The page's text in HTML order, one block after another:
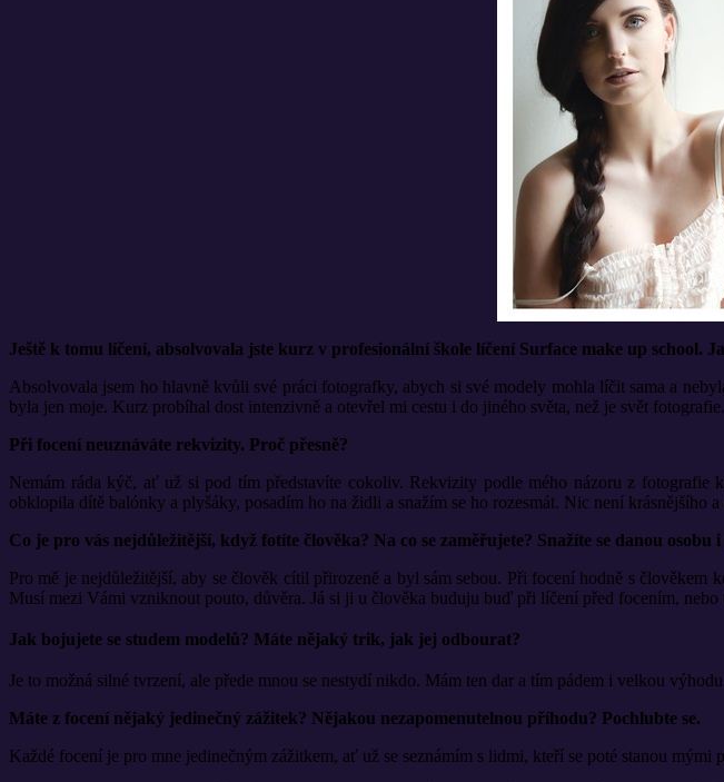
Ještě k tomu líčení, absolvovala jste kurz v profesionální škole líčení Surface make up school.
Absolvovala jsem ho hlavně kvůli své práci fotografky, abych si své modely mohla líčit sama a
byla jen moje. Kurz probíhal dost intenzivně a otevřel mi cestu i do jiného světa, než je svět
Při focení neuznáváte rekvizity. Proč přesně?
Nemám ráda kýč, ať už si pod tím představíte cokoliv. Rekvizity podle mého názoru z
obklopila dítě balónky a plyšáky, posadím ho na židli a snažím se ho rozesmát. Nic není krásnějšího
Co je pro vás nejdůležitější, když fotíte člověka? Na co se zaměřujete? Snažíte se danou
Pro mě je nejdůležitější, aby se člověk cítil přirozeně a byl sám sebou. Při focení hodně s
Musí mezi Vámi vzniknout pouto, důvěra. Já si ji u člověka buduju buď při líčení před focením,
Jak bojujete se studem modelů? Máte nějaký trik, jak jej odbourat?
Je to možná silné tvrzení, ale přede mnou se nestydí nikdo. Mám ten dar a tím pádem i velkou
Máte z focení nějaký jedinečný zážitek? Nějakou nezapomenutelnou příhodu? Pochlubte se.
Každé focení je pro mne jedinečným zážitkem, ať už se seznámím s lidmi, kteří se poté stanou